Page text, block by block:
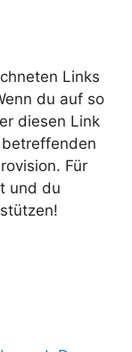
Links
du auf so
diesen Link
Für
und du